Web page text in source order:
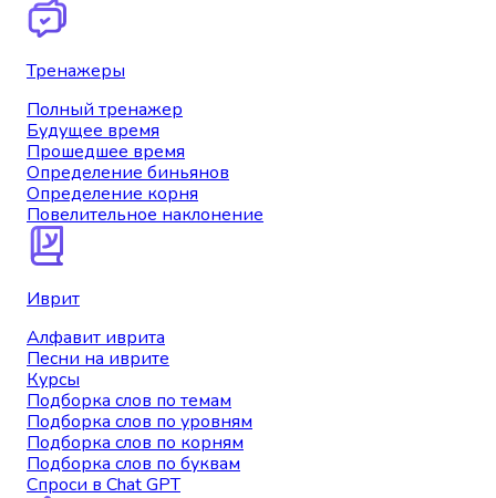
Тренажеры
Полный тренажер
Будущее время
Прошедшее время
Определение биньянов
Определение корня
Повелительное наклонение
Иврит
Алфавит иврита
Песни на иврите
Курсы
Подборка слов по темам
Подборка слов по уровням
Подборка слов по корням
Подборка слов по буквам
Спроси в Chat GPT